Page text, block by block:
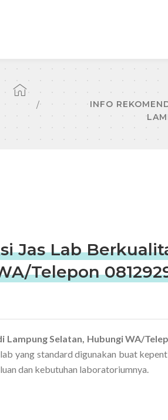
INFO
Jas Lab
Telepon
Selatan, Hubungi WA/
yang standard digunakan buat
dan kebutuhan laboratoriumnya.